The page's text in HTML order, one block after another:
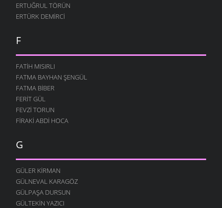
ERTUĞRUL TÖRÜN
ERTÜRK DEMIRCI
F
FATIH MISIRLI
FATMA BAYHAN ŞENGÜL
FATMA BIBER
FERIT GÜL
FEVZI TORUN
FIRAKI ABDI HOCA
G
GÜLER KIRMAN
GÜLNEVAL KARAGÖZ
GÜLPAŞA DURSUN
GÜLTEKIN YAZICI